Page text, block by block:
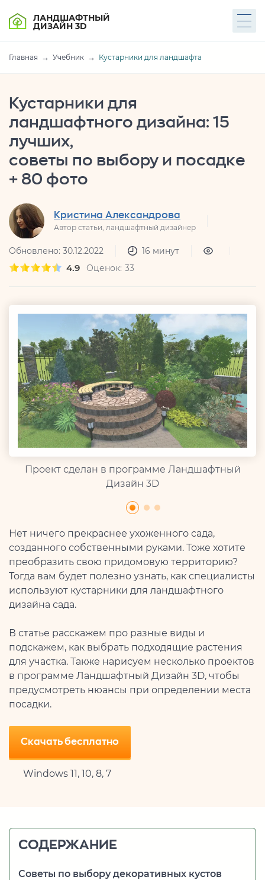
ЛАНДШАФТНЫЙ
ДИЗАЙН 3D
Главная Учебник Кустарники для ландшафта
Кустарники для
ландшафтного дизайна: 15
лучших,
советы по выбору и посадке
+ 80 фото
Кристина Александрова
Автор статьи, ландшафтный дизайнер
Обновлено: 30.12.2022 16 минут
4.9 Оценок: 33
Проект сделан в программе Ландшафтный
Дизайн 3D
Нет ничего прекраснее ухоженного сада,
созданного собственными руками. Тоже хотите
преобразить свою придомовую территорию?
Тогда вам будет полезно узнать, как специалисты
используют кустарники для ландшафтного
дизайна сада.
В статье расскажем про разные виды и
подскажем, как выбрать подходящие растения
для участка. Также нарисуем несколько проектов
в программе Ландшафтный Дизайн 3D, чтобы
предусмотреть нюансы при определении места
посадки.
Скачать бесплатно
Windows 11, 10, 8, 7
СОДЕРЖАНИЕ
Советы по выбору декоративных кустов